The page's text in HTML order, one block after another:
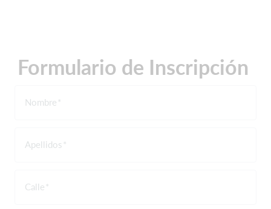
Formulario de Inscripción
Nombre
Apellidos
Calle